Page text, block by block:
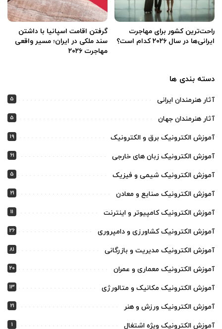
راحت‌ترین کشور برای مهاجرت
ایرانی‌ها در سال ۲۰۲۶ کدام است؟
گرفتن اقامت اسپانیا با داشتن
سند ملکی در ایران؛ مسیر واقعی
مهاجرت ۲۰۲۶
دسته بندی ها
آثار هنرمندان ایرانی 5
آثار هنرمندان جهان 5
آموزش الکترونیک برق و الکترونیک 19
آموزش الکترونیک زبان های خارجی 61
آموزش الکترونیک شیمی و فیزیک 5
آموزش الکترونیک صنایع و معادن 21
آموزش الکترونیک کامپیوتر و اینترنت 11
آموزش الکترونیک کشاورزی و دامپروری 26
آموزش الکترونیک مدیریت و بازرگانی 81
آموزش الکترونیک معماری و عمران 20
آموزش الکترونیک مکانیک و متالورژی 13
آموزش الکترونیک ورزش و هنر 21
آموزش الکترونیک ویژه اشتغال 1